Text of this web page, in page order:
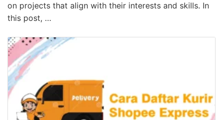
on projects that align with their interests and skills. In
this post, …